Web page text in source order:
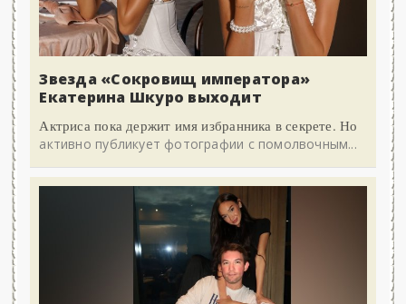
Звезда «Сокровищ императора»
Екатерина Шкуро выходит
Актриса пока держит имя избранника в секрете. Но
активно публикует фотографии с помолвочным...